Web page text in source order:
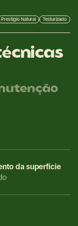
Prestígio Natural Testurizado
da superfície